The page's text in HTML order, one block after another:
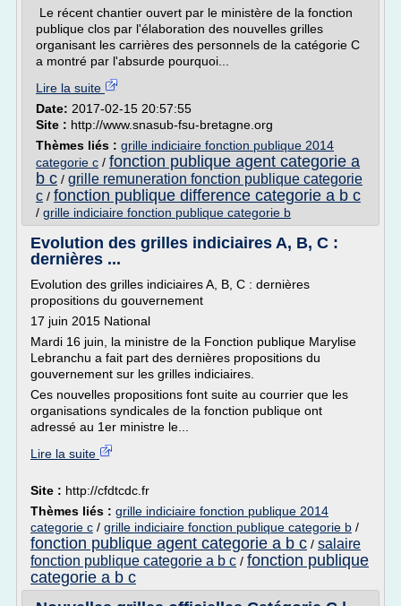
Le récent chantier ouvert par le ministère de la fonction
publique clos par l'élaboration des nouvelles grilles
organisant les carrières des personnels de la catégorie C
a montré par l'absurde pourquoi...
Lire la suite
Date: 2017-02-15 20:57:55
Site : http://www.snasub-fsu-bretagne.org
Thèmes liés : grille indiciaire fonction publique 2014
categorie c / fonction publique agent categorie a
b c / grille remuneration fonction publique categorie
c / fonction publique difference categorie a b c
/ grille indiciaire fonction publique categorie b
Evolution des grilles indiciaires A, B, C :
dernières ...
Evolution des grilles indiciaires A, B, C : dernières
propositions du gouvernement
17 juin 2015 National
Mardi 16 juin, la ministre de la Fonction publique Marylise
Lebranchu a fait part des dernières propositions du
gouvernement sur les grilles indiciaires.
Ces nouvelles propositions font suite au courrier que les
organisations syndicales de la fonction publique ont
adressé au 1er ministre le...
Lire la suite
Site : http://cfdtcdc.fr
Thèmes liés : grille indiciaire fonction publique 2014
categorie c / grille indiciaire fonction publique categorie b /
fonction publique agent categorie a b c / salaire
fonction publique categorie a b c / fonction publique
categorie a b c